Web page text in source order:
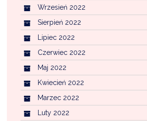
Wrzesień 2022
Sierpień 2022
Lipiec 2022
Czerwiec 2022
Maj 2022
Kwiecień 2022
Marzec 2022
Luty 2022